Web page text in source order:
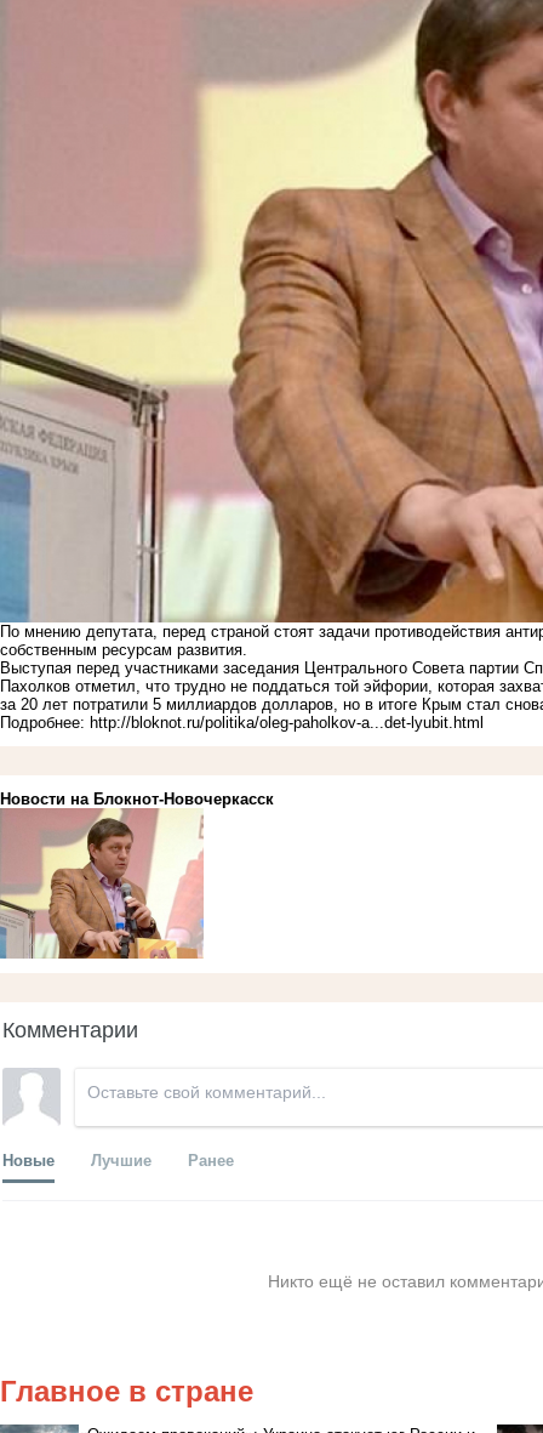
По мнению депутата, перед страной стоят задачи противодействия
собственным ресурсам развития.
Выступая перед участниками заседания Центрального Совета партии
Пахолков отметил, что трудно не поддаться той эйфории, которая
за 20 лет потратили 5 миллиардов долларов, но в итоге Крым стал
Подробнее: http://bloknot.ru/politika/oleg-paholkov-a...det-lyubit.html
Новости на Блoкнoт-Новочеркасск
Комментарии
Новые Лучшие Ранее
Никто ещё не оставил
Главное в стране